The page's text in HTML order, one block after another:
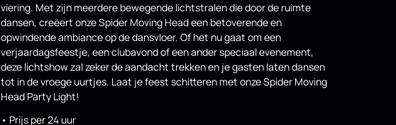
viering. Met zijn meerdere bewegende lichtstralen die door de ruimte
dansen, creëert onze Spider Moving Head een betoverende en
opwindende ambiance op de dansvloer. Of het nu gaat om een
verjaardagsfeestje, een clubavond of een ander speciaal evenement,
deze lichtshow zal zeker de aandacht trekken en je gasten laten dansen
tot in de vroege uurtjes. Laat je feest schitteren met onze Spider Moving
Head Party Light!
• Prijs per 24 uur